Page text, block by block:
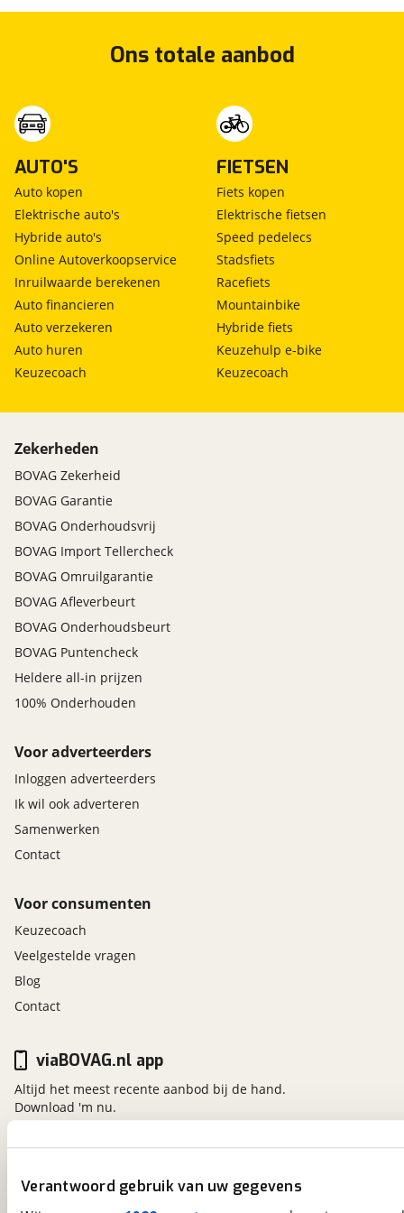
Verantwoord gebruik van uw gegevens
Originele waarde € 0,-)
Wij rekenen geen afleveringskosten. . Auto's tot max
10 jaar en 150.000 km ontvangen 12 maanden
afleverpakket bevat: BOVAG garantie (12 maanden);
BOVAG 40-Puntencheck; BOVAG Afleverbeurt; 12
maanden, Geldige APK, Poetsbeurt, RDW-leges, Volle
tank brandstof!
Ons totale aanbod
AUTO'S
Auto kopen
Elektrische auto's
Hybride auto's
Online Autoverkoopservice
Inruilwaarde berekenen
Auto financieren
Auto verzekeren
Auto huren
Keuzecoach
FIETSEN
Fiets kopen
Elektrische fietsen
Speed pedelecs
Stadsfiets
Racefiets
Mountainbike
Hybride fiets
Keuzehulp e-bike
Keuzecoach
Zekerheden
BOVAG Zekerheid
BOVAG Garantie
BOVAG Onderhoudsvrij
BOVAG Import Tellercheck
BOVAG Omruilgarantie
BOVAG Afleverbeurt
BOVAG Onderhoudsbeurt
BOVAG Puntencheck
Heldere all-in prijzen
100% Onderhouden
Voor adverteerders
Inloggen adverteerders
Ik wil ook adverteren
Samenwerken
Contact
Voor consumenten
Keuzecoach
Veelgestelde vragen
Blog
Contact
viaBOVAG.nl
viaBOVAG.nl app
Altijd het meest recente aanbod bij de hand.
Download 'm nu.